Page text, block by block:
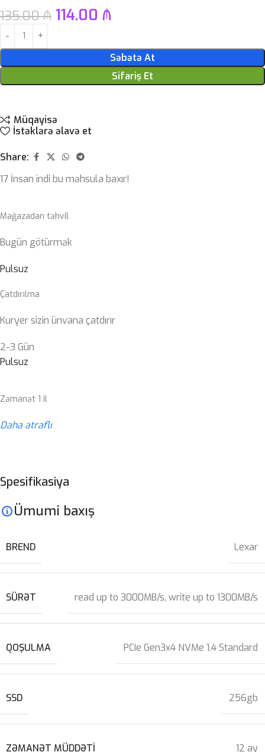
135.00₼ 114.00 ₼
Səbətə At
Sifariş Et
Müqayisə
İstəklərə əlavə et
Share:
17 İnsan indi bu məhsula baxır!
Mağazadan təhvil
Bugün götürmək
Pulsuz
Çatdırılma
Kuryer sizin ünvana çatdırır
2-3 Gün
Pulsuz
Zəmanət 1 il
Daha ətraflı
Spesifikasiya
Ümumi baxış
BREND Lexar
SÜRƏT read up to 3000MB/s, write up to 1300MB/s
QOŞULMA PCIe Gen3x4 NVMe 1.4 Standard
SSD 256gb
ZƏMANƏT MÜDDƏTI 12 ay